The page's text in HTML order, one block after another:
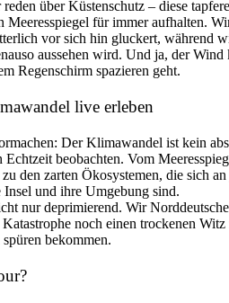
über Küstenschutz – diese
Meeresspiegel für immer aufhalten.
vor sich hin gluckert, während
aussehen wird. Und ja, der
Regenschirm spazieren geht.
live erleben
Der Klimawandel ist kein
beobachten. Vom
den zarten Ökosystemen, die sich
und ihre Umgebung sind.
nur deprimierend. Wir
noch einen trockenen
bekommen.